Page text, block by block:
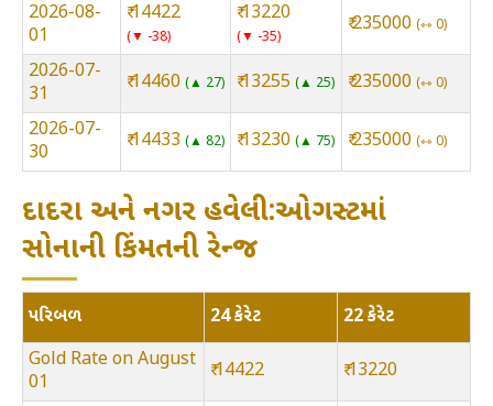
2026-08-
01
₹ 14422
▼ -38
₹ 13220
▼ -35
₹ 235000 ⇿ 0
2026-07-
31
₹ 14460 ▲ 27 ₹ 13255 ▲ 25 ₹ 235000 ⇿ 0
2026-07-
30
₹ 14433 ▲ 82 ₹ 13230 ▲ 75 ₹ 235000 ⇿ 0
દાદરા અને નગર હવેલી:ઓગસ્ટમાં
સોનાની કિંમતની રેન્જ
પરિબળ 24 કેરેટ
22 કેરેટ
Gold Rate on August
01
₹ 14422 ₹ 13220